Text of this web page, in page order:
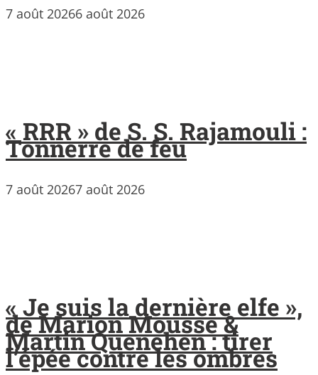
7 août 20266 août 2026
« RRR » de S. S. Rajamouli :
Tonnerre de feu
7 août 20267 août 2026
« Je suis la dernière elfe »,
de Marion Mousse &
Martin Quenehen : tirer
l’épée contre les ombres